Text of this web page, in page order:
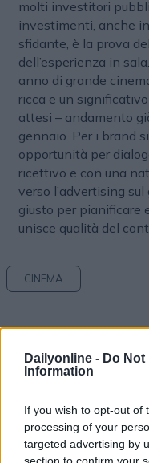
Dailyonline - Do Not
Information
If you wish to opt-out of
processing of your
targeted advertising by
section to confirm your
molti investitori
investimenti, anche
sfidante, è la prova
dell’esperienza in
anno di grande
ricca e un
attesi – andamento
gennaio. Per i brand
opportunità per
ricettivo e con una
verso l’advertising
giusto per pianificare
unisce qualità del
CINEMA
Altri articoli